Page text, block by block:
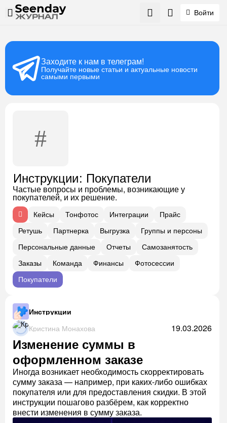
Войти
Инструкции: Покупатели
Частые вопросы и проблемы, возникающие у
покупателей, и их решение.
Кейсы Тонфотос Интеграции
Прайс
Ретушь
Партнерка Выгрузка
Группы и персоны
Персональные данные
Отчеты
Самозанятость
Заказы
Команда Финансы
Фотосессии
Покупатели
Инструкции
Кристина Монахова
19.03.2026
Изменение суммы в
оформленном заказе
Иногда возникает необходимость скорректировать
сумму заказа — например, при каких-либо ошибках
покупателя или для предоставления скидки. В этой
инструкции пошагово разбёрем, как корректно
внести изменения в сумму заказа.
Заходите к нам в телеграм!
Получайте новые статьи и актуальные новости
самыми первыми